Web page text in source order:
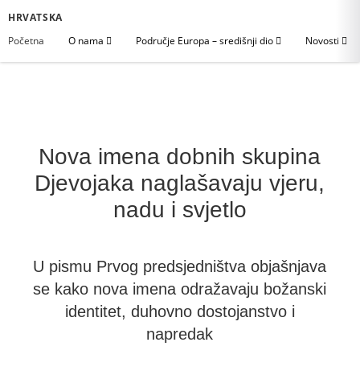
HRVATSKA
Početna
O nama Područje Europa – središnji dio Novosti
Nova imena dobnih skupina
Djevojaka naglašavaju vjeru,
nadu i svjetlo
U pismu Prvog predsjedništva objašnjava
se kako nova imena odražavaju božanski
identitet, duhovno dostojanstvo i
napredak